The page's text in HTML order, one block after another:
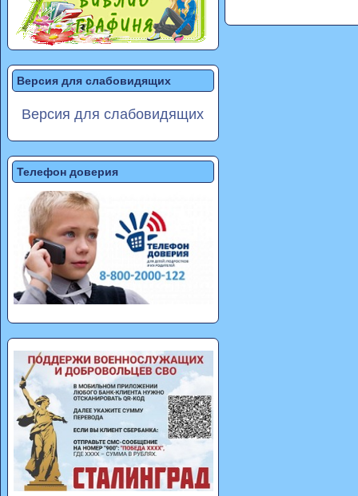
Версия для слабовидящих
Версия для слабовидящих
Телефон доверия